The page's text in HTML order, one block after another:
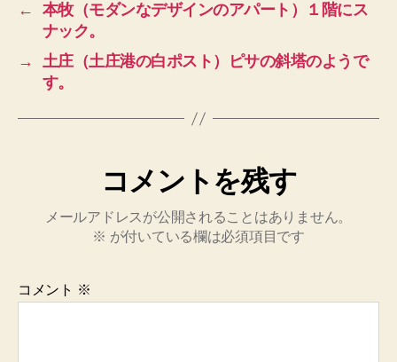
←
本牧（モダンなデザインのアパート）１階にス
ナック。
→
土庄（土庄港の白ポスト）ピサの斜塔のようで
す。
コメントを残す
メールアドレスが公開されることはありません。
※ が付いている欄は必須項目です
コメント ※